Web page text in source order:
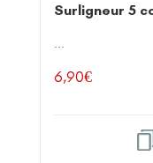
Surligneur 5
...
6,90€